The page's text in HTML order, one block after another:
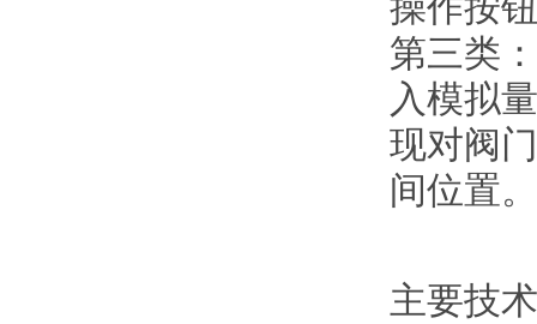
第三类
入模拟
现对阀
间位置。
主要技